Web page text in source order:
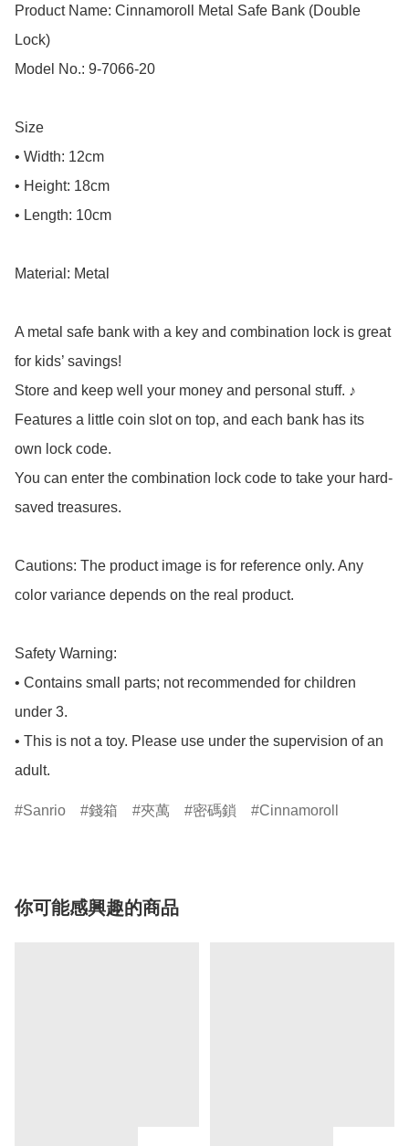
Product Name: Cinnamoroll Metal Safe Bank (Double
Lock)
Model No.: 9-7066-20
Size
• Width: 12cm
• Height: 18cm
• Length: 10cm
Material: Metal
A metal safe bank with a key and combination lock is great
for kids’ savings!
Store and keep well your money and personal stuff. ♪
Features a little coin slot on top, and each bank has its
own lock code.
You can enter the combination lock code to take your hard-
saved treasures.
Cautions: The product image is for reference only. Any
color variance depends on the real product.
Safety Warning:
• Contains small parts; not recommended for children
under 3.
• This is not a toy. Please use under the supervision of an
adult.
Sanrio 錢箱 夾萬 密碼鎖 Cinnamoroll
你可能感興趣的商品